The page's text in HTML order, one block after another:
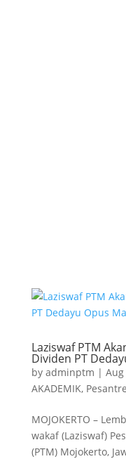
Laziswaf PTM
Dividen PT
by adminptm | Aug
AKADEMIK,
MOJOKERTO –
wakaf (Laziswaf)
(PTM) Mojokerto,